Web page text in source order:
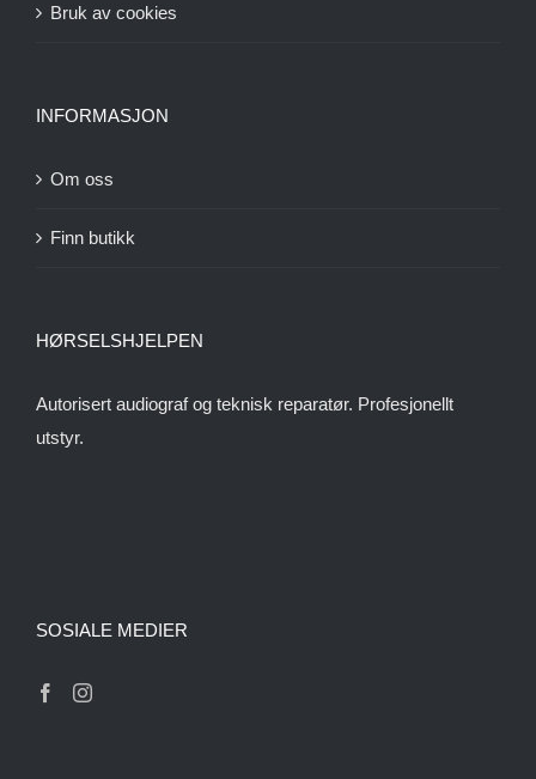
Bruk av cookies
INFORMASJON
Om oss
Finn butikk
HØRSELSHJELPEN
Autorisert audiograf og teknisk reparatør. Profesjonellt
utstyr.
SOSIALE MEDIER